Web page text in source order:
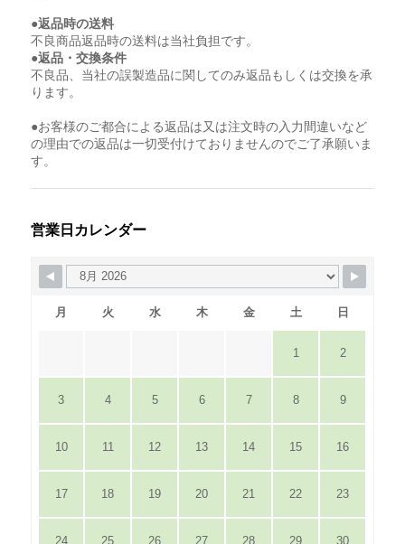
●返品時の送料
不良商品返品時の送料は当社負担です。
●返品・交換条件
不良品、当社の誤製造品に関してのみ返品もしくは交換を承
ります。
●お客様のご都合による返品は又は注文時の入力間違いなど
の理由での返品は一切受付けておりませんのでご了承願いま
す。
営業日カレンダー
月 火 水 木 金 土 日
1 2
3 4 5 6 7 8 9
10 11 12 13 14 15 16
17 18 19 20 21 22 23
24 25 26 27 28 29 30